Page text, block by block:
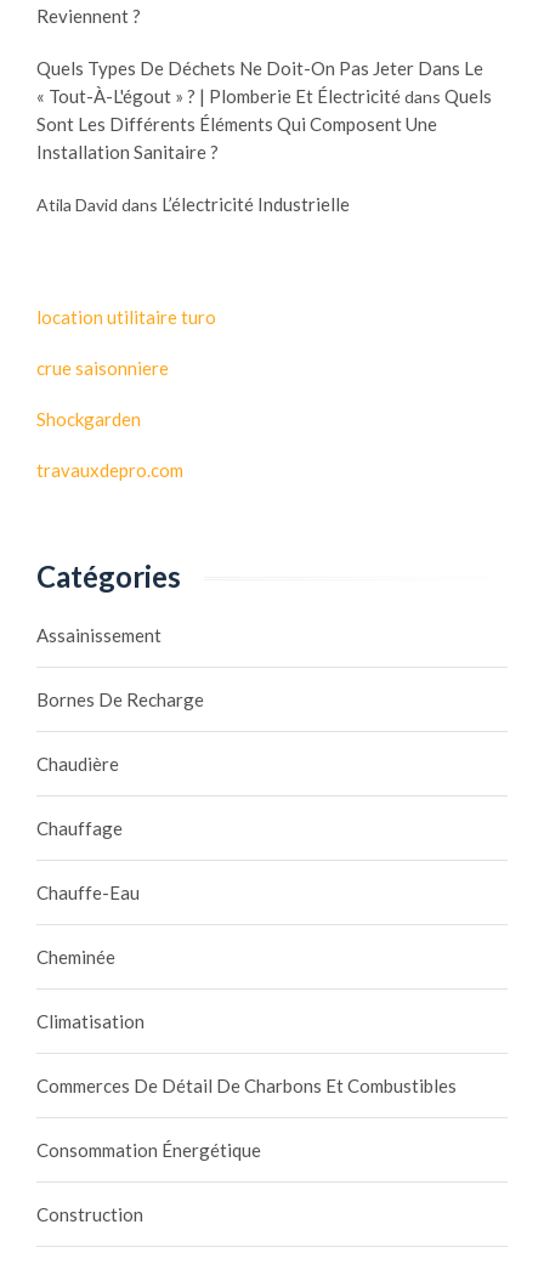
Reviennent ?
Quels Types De Déchets Ne Doit-On Pas Jeter Dans Le
« Tout-À-L'égout » ? | Plomberie Et Électricitédans Quels
Sont Les Différents Éléments Qui Composent Une
Installation Sanitaire ?
Atila David dans L’électricité Industrielle
location utilitaire turo
crue saisonniere
Shockgarden
travauxdepro.com
Catégories
Assainissement
Bornes De Recharge
Chaudière
Chauffage
Chauffe-Eau
Cheminée
Climatisation
Commerces De Détail De Charbons Et Combustibles
Consommation Énergétique
Construction